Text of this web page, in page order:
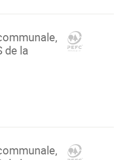
de la